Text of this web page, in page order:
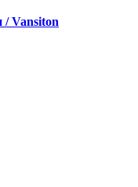
Vansiton